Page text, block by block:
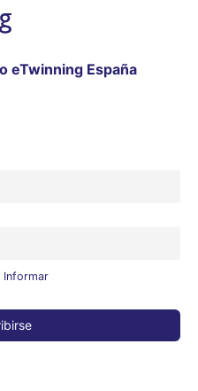
eTwinning España
Informar